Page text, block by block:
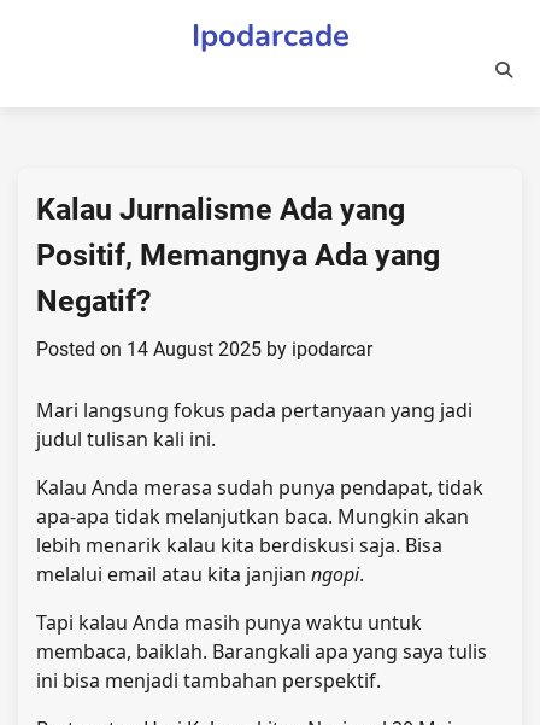
Ipodarcade
Kalau Jurnalisme Ada yang
Positif, Memangnya Ada yang
Negatif?
Posted on 14 August 2025 by ipodarcar
Mari langsung fokus pada pertanyaan yang jadi
judul tulisan kali ini.
Kalau Anda merasa sudah punya pendapat, tidak
apa-apa tidak melanjutkan baca. Mungkin akan
lebih menarik kalau kita berdiskusi saja. Bisa
melalui email atau kita janjian ngopi.
Tapi kalau Anda masih punya waktu untuk
membaca, baiklah. Barangkali apa yang saya tulis
ini bisa menjadi tambahan perspektif.